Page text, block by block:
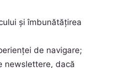
și îmbunătățirea
de navigare;
newslettere, dacă